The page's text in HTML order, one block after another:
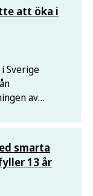
att öka i
Sverige
av
de flesta
smarta
13 år